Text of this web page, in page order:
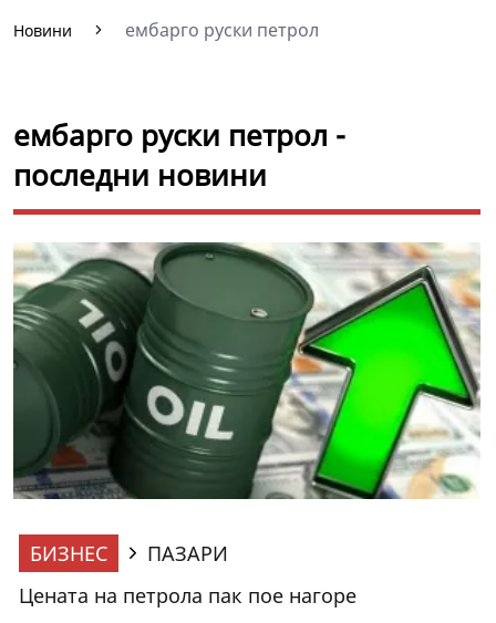
Новини ембарго руски петрол
ембарго руски петрол -
последни новини
БИЗНЕС
ПАЗАРИ
Цената на петрола пак пое нагоре